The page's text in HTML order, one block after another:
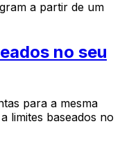
a partir de um
no seu
para a mesma
limites baseados no